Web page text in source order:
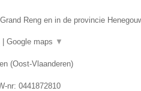
Reng en in de provincie
| Google maps ▼
(Oost-Vlaanderen)
nr: 0441872810